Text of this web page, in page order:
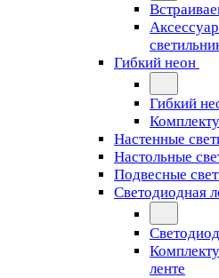
Гибкий неон
Гибкий
Настенные
Настольные
Подвесные
Светодиодная
ленте